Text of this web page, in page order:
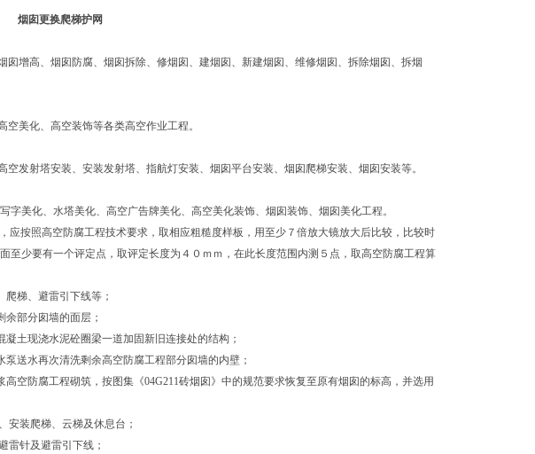
烟囱更换爬梯护网
增高、烟囱防腐、烟囱拆除、修烟囱、建烟囱、新建烟囱、维修烟囱、拆除烟囱、拆烟
美化、高空装饰等各类高空作业工程。
发射塔安装、安装发射塔、指航灯安装、烟囱平台安装、烟囱爬梯安装、烟囱安装等。
美化、水塔美化、高空广告牌美化、高空美化装饰、烟囱装饰、烟囱美化工程。
应按照高空防腐工程技术要求，取相应粗糙度样板，用至少７倍放大镜放大后比较，比较时
至少要有一个评定点，取评定长度为４０ｍｍ，在此长度范围内测５点，取高空防腐工程算
梯、避雷引下线等；
部分囱墙的面层；
土现浇水泥砼圈梁一道加固新旧连接处的结构；
送水再次清洗剩余高空防腐工程部分囱墙的内壁；
空防腐工程砌筑，按图集《04G211砖烟囱》中的规范要求恢复至原有烟囱的标高，并选用
安装爬梯、云梯及休息台；
雷针及避雷引下线；